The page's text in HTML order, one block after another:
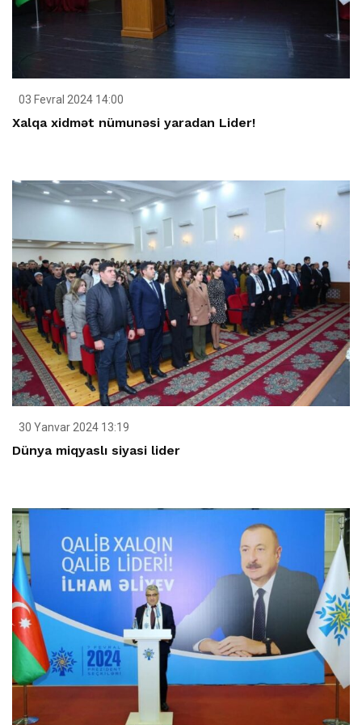
03 Fevral 2024 14:00
Xalqa xidmət nümunəsi yaradan Lider!
30 Yanvar 2024 13:19
Dünya miqyaslı siyasi lider